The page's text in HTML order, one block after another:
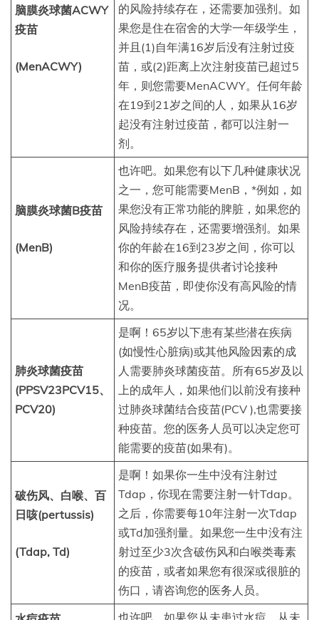
脑膜炎球菌ACWY
疫苗
(MenACWY)
的风险持续存在，还需要加强剂。如
果您是住在宿舍的大学一年级学生，
并且(1)自年满16岁后没有注射过疫
苗，或(2)距离上次注射疫苗已超过5
年，则您需要MenACWY。任何年龄
在19到21岁之间的人，如果从16岁
起没有注射过疫苗，都可以注射一
剂。
脑膜炎球菌B疫苗
(MenB)
也许吧。如果您有以下几种健康状况
之一，您可能需要MenB，*例如，如
果您没有正常功能的脾脏，如果您的
风险持续存在，还需要增强剂。如果
你的年龄在16到23岁之间，你可以
和你的医疗服务提供者讨论接种
MenB疫苗，即使你没有高风险的情
况。
肺炎球菌疫苗
(PPSV23PCV15、
PCV20)
是啊！65岁以下患有某些潜在疾病
(如慢性心脏病)或其他风险因素的成
人需要肺炎球菌疫苗。所有65岁及以
上的成年人，如果他们以前没有接种
过肺炎球菌结合疫苗(PCV ),也需要接
种疫苗。您的医务人员可以决定您可
能需要的疫苗(如果有)。
破伤风、白喉、百
日咳(pertussis)
(Tdap, Td)
是啊！如果你一生中没有注射过
Tdap，你现在需要注射一针Tdap。
之后，你需要每10年注射一次Tdap
或Td加强剂量。如果您一生中没有注
射过至少3次含破伤风和白喉类毒素
的疫苗，或者如果您有很深或很脏的
伤口，请咨询您的医务人员。
也许吧。如果您从未患过水痘，从未